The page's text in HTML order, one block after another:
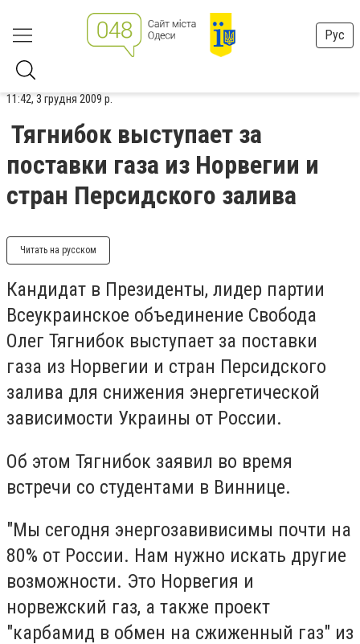
Рус
11:42, 3 грудня 2009 р.
Тягнибок выступает за
поставки газа из Норвегии и
стран Персидского залива
Читать на русском
Кандидат в Президенты, лидер партии
Всеукраинское объединение Свобода
Олег Тягнибок выступает за поставки
газа из Норвегии и стран Персидского
залива для снижения энергетической
зависимости Украины от России.
Об этом Тягнибок заявил во время
встречи со студентами в Виннице.
"Мы сегодня энергозавивисимы почти на
80% от России. Нам нужно искать другие
возможности. Это Норвегия и
норвежский газ, а также проект
"карбамид в обмен на сжиженный газ" из